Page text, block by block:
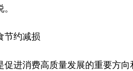
节约减损
消费高质量发展的重要方向